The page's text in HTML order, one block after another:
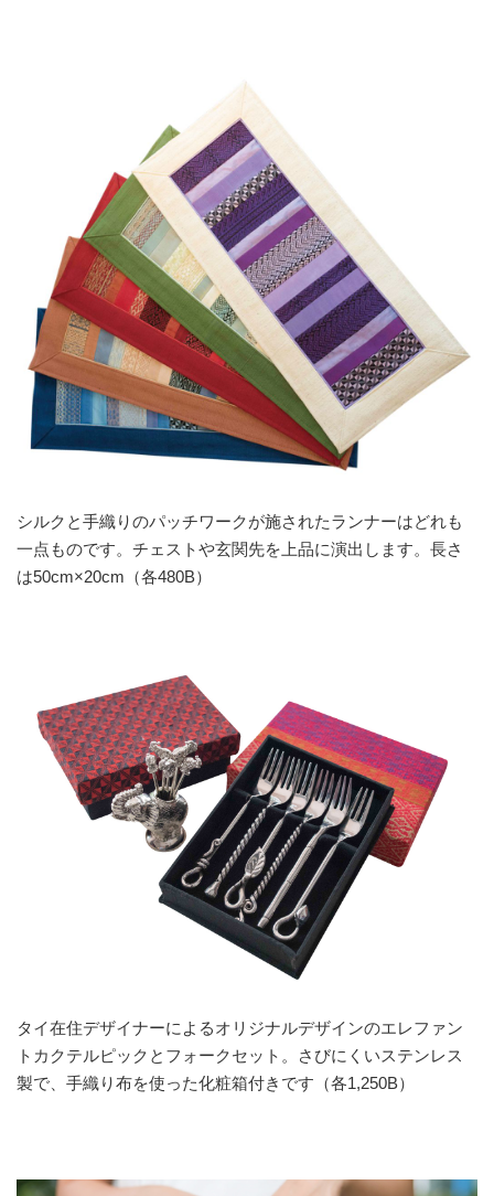
シルクと手織りのパッチワークが施されたランナーはどれも
一点ものです。チェストや玄関先を上品に演出します。長さ
は50cm×20cm（各480B）
タイ在住デザイナーによるオリジナルデザインのエレファン
トカクテルピックとフォークセット。さびにくいステンレス
製で、手織り布を使った化粧箱付きです（各1,250B）